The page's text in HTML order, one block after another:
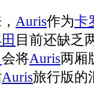
Auris作为卡
目前还缺乏
会将Auris两厢
Auris旅行版的